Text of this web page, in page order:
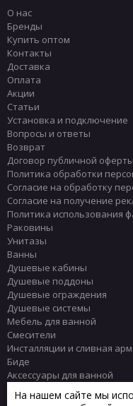
О нас
Бренды
Купить оптом
Контакты
Доставка
Оплата
Акции
Статьи
Установка и подключение
Вопросы и ответы
Возврат
Договор публичной оферты
Политика обработки
Согласие на обработку
Согласие на получение
Политика использования
Раковины
Унитазы
Ванны
Душевые кабины
Душевые поддоны
Душевые ограждения
Душевые системы
Мебель для ванной
Смесители
Инсталляции и сливная
Биде
Аксессуары для ванной
Полотенцесушители
На нашем сайте мы